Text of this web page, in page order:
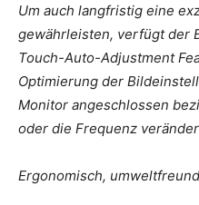
Um auch langfristig eine
gewährleisten, verfügt der
Touch-Auto-Adjustment
Optimierung der
Monitor angeschlossen
oder die Frequenz
Ergonomisch,